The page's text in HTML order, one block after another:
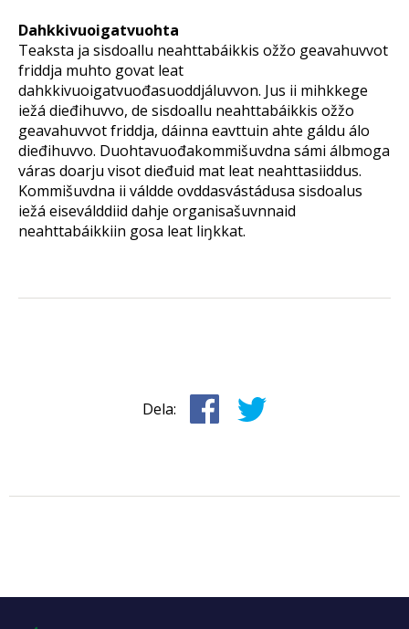
Dahkkivuoigatvuohta
Teaksta ja sisdoallu neahttabáikkis ožžo geavahuvvot
friddja muhto govat leat
dahkkivuoigatvuođasuoddjáluvvon. Jus ii mihkkege
iežá dieđihuvvo, de sisdoallu neahttabáikkis ožžo
geavahuvvot friddja, dáinna eavttuin ahte gáldu álo
dieđihuvvo. Duohtavuođakommišuvdna sámi álbmoga
váras doarju visot dieđuid mat leat neahttasiiddus.
Kommišuvdna ii váldde ovddasvástádusa sisdoalus
iežá eiseválddiid dahje organisašuvnnaid
neahttabáikkiin gosa leat liŋkkat.
Dela: